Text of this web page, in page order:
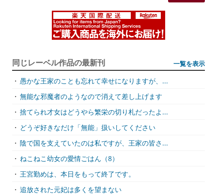
同じレーベル作品の最新刊 一覧を表示
・ 愚かな王家のことも忘れて幸せになりますが、...
・ 無能な邪魔者のようなので消えて差し上げます
・ 捨てられ才女はどうやら繁栄の切り札だったよ...
・ どうぞ好きなだけ「無能」扱いしてください
・ 陰で国を支えていたのは私ですが、王家の皆さ...
・ ねこねこ幼女の愛情ごはん（8）
・ 王宮勤めは、本日をもって終了です。
・ 追放された元妃は多くを望まない